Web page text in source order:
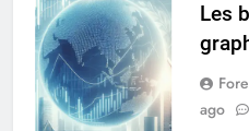
Les
ago